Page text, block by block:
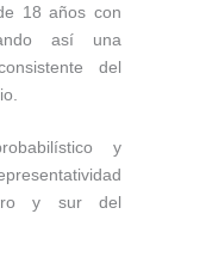
18 años con
así una
del
y
y sur del